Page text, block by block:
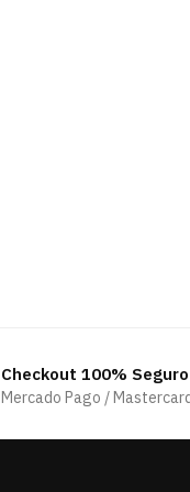
Checkout 100% Seguro
Mercado Pago /